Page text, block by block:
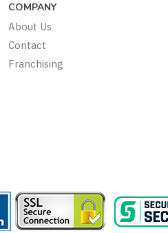
COMPANY
About Us
Contact
Franchising